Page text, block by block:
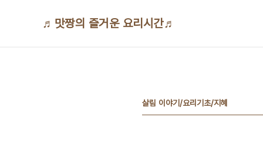
♬맛짱의 즐거운 요리시간♬
살림 이야기/요리기초/지혜